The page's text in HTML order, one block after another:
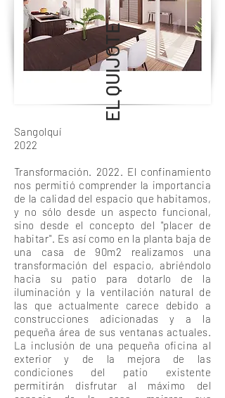
EL QUIJOTE
Sangolquí
2022
Transformación. 2022. El confinamiento
nos permitió comprender la importancia
de la calidad del espacio que habitamos,
y no sólo desde un aspecto funcional,
sino desde el concepto del "placer de
habitar". Es así como en la planta baja de
una casa de 90m2 realizamos una
transformación del espacio, abriéndolo
hacia su patio para dotarlo de la
iluminación y la ventilación natural de
las que actualmente carece debido a
construcciones adicionadas y a la
pequeña área de sus ventanas actuales.
La inclusión de una pequeña oficina al
exterior y de la mejora de las
condiciones del patio existente
permitirán disfrutar al máximo del